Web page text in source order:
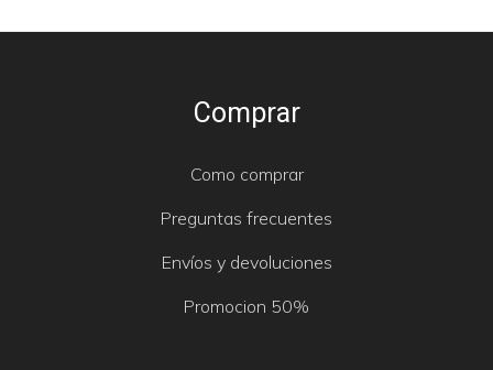
Comprar
Como comprar
Preguntas frecuentes
Envíos y devoluciones
Promocion 50%